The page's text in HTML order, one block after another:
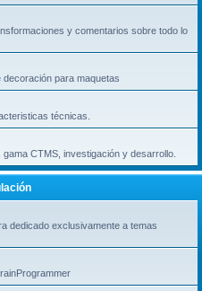
y comentarios sobre todo lo
para maquetas
técnicas.
CTMS, investigación y desarrollo.
dedicado exclusivamente a temas